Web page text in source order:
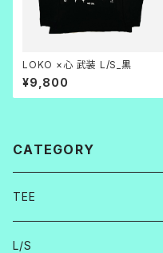
LOKO ×心 武装 L/S_黒
¥9,800
CATEGORY
TEE
L/S